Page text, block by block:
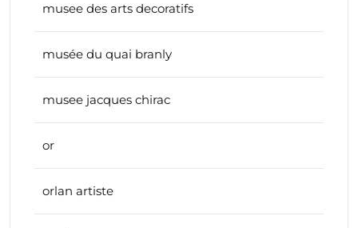
musee des arts decoratifs
musée du quai branly
musee jacques chirac
or
orlan artiste